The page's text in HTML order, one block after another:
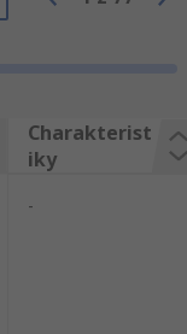
Charakterist
iky
-